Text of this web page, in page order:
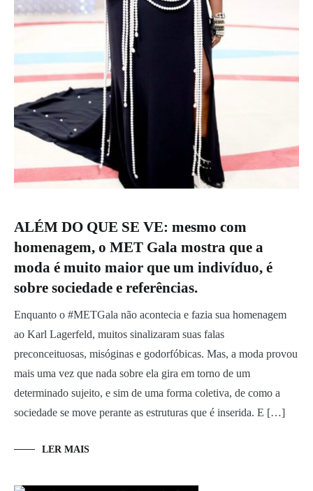
ALÉM DO QUE SE VE: mesmo com
homenagem, o MET Gala mostra que a
moda é muito maior que um indivíduo, é
sobre sociedade e referências.
Enquanto o #METGala não acontecia e fazia sua homenagem
ao Karl Lagerfeld, muitos sinalizaram suas falas
preconceituosas, misóginas e godorfóbicas. Mas, a moda provou
mais uma vez que nada sobre ela gira em torno de um
determinado sujeito, e sim de uma forma coletiva, de como a
sociedade se move perante as estruturas que é inserida. E […]
LER MAIS